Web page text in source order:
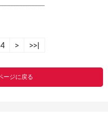
4 > >>|
ージに戻る